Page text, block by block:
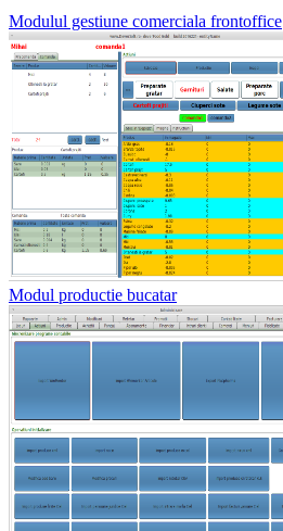
Modulul gestiune comerciala frontoffice
Modul productie bucatar